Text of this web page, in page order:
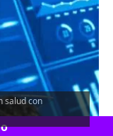
salud con